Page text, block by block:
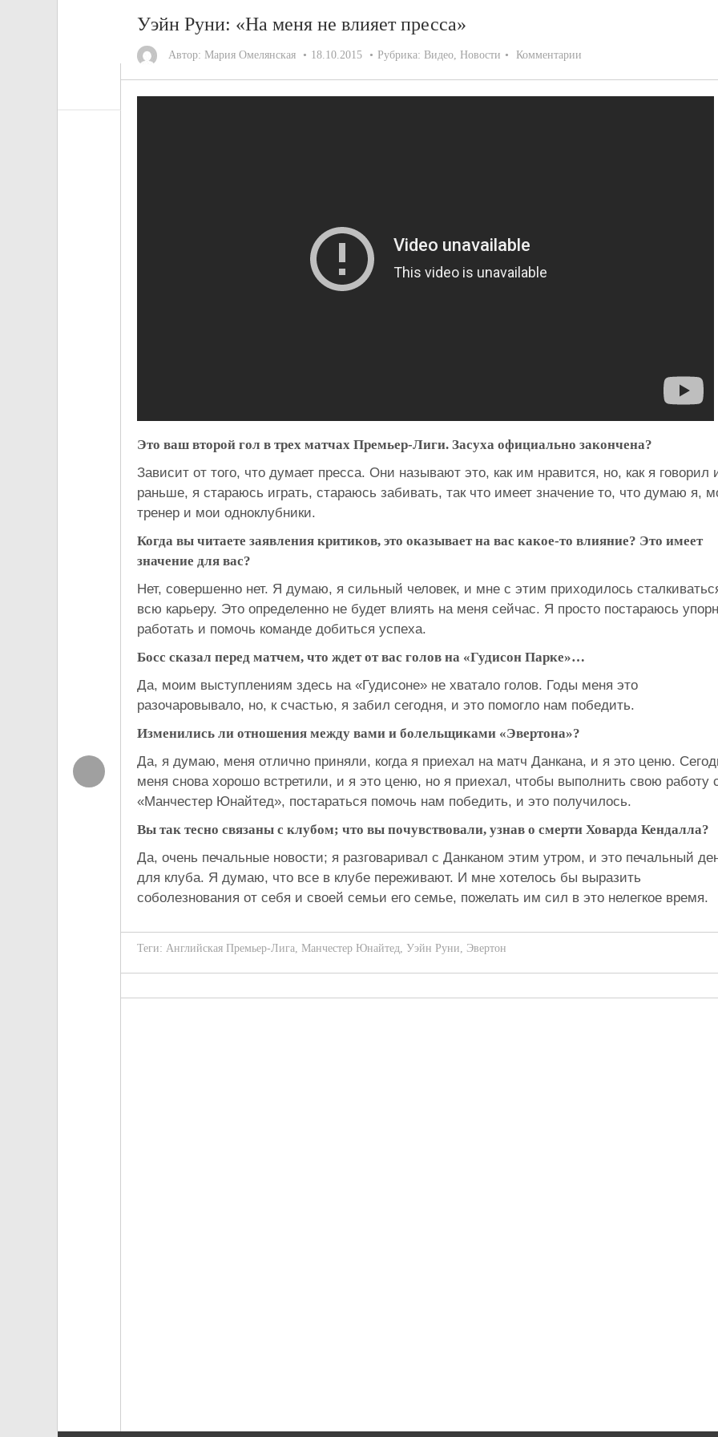
Уэйн Руни: «На меня не влияет пресса»
Автор: Мария Омелянская 18.10.2015 Рубрика: Видео, Новости Комментарии
Это ваш второй гол в трех матчах Премьер-Лиги. Засуха официально закончена?
Зависит от того, что думает пресса. Они называют это, как им нравится, но, как я говорил
раньше, я стараюсь играть, стараюсь забивать, так что имеет значение то, что думаю я,
тренер и мои одноклубники.
Когда вы читаете заявления критиков, это оказывает на вас какое-то влияние? Это имеет
значение для вас?
Нет, совершенно нет. Я думаю, я сильный человек, и мне с этим приходилось
всю карьеру. Это определенно не будет влиять на меня сейчас. Я просто постараюсь
работать и помочь команде добиться успеха.
Босс сказал перед матчем, что ждет от вас голов на «Гудисон Парке»…
Да, моим выступлениям здесь на «Гудисоне» не хватало голов. Годы меня это
разочаровывало, но, к счастью, я забил сегодня, и это помогло нам победить.
Изменились ли отношения между вами и болельщиками «Эвертона»?
Да, я думаю, меня отлично приняли, когда я приехал на матч Данкана, и я это ценю.
меня снова хорошо встретили, и я это ценю, но я приехал, чтобы выполнить свою работу
«Манчестер Юнайтед», постараться помочь нам победить, и это получилось.
Вы так тесно связаны с клубом; что вы почувствовали, узнав о смерти Ховарда Кендалла?
Да, очень печальные новости; я разговаривал с Данканом этим утром, и это печальный
для клуба. Я думаю, что все в клубе переживают. И мне хотелось бы выразить
соболезнования от себя и своей семьи его семье, пожелать им сил в это нелегкое время.
Теги: Английская Премьер-Лига, Манчестер Юнайтед, Уэйн Руни, Эвертон